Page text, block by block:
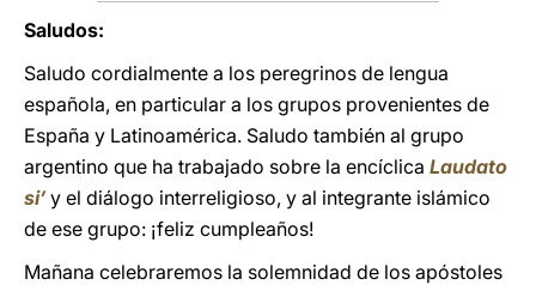
Saludos:
Saludo cordialmente a los peregrinos de lengua
española, en particular a los grupos provenientes de
España y Latinoamérica. Saludo también al grupo
argentino que ha trabajado sobre la encíclica Laudato
si’y el diálogo interreligioso, y al integrante islámico
de ese grupo: ¡feliz cumpleaños!
Mañana celebraremos la solemnidad de los apóstoles